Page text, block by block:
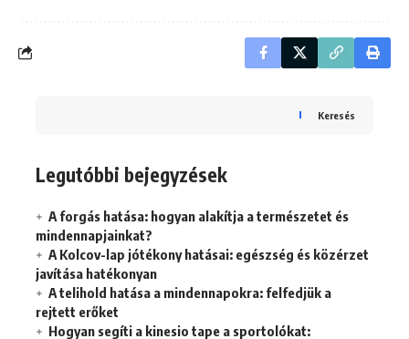
Keresés
Legutóbbi bejegyzések
A forgás hatása: hogyan alakítja a természetet és
mindennapjainkat?
A Kolcov-lap jótékony hatásai: egészség és közérzet
javítása hatékonyan
A telihold hatása a mindennapokra: felfedjük a
rejtett erőket
Hogyan segíti a kinesio tape a sportolókat: